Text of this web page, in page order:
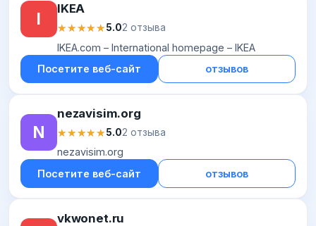
I
IKEA
★★★★★
★★★★★5.02 отзыва
IKEA.com – International homepage – IKEA
Посетите веб-сайт
отзывов
N
nezavisim.org
★★★★★
★★★★★5.02 отзыва
nezavisim.org
Посетите веб-сайт
отзывов
vkwonet.ru